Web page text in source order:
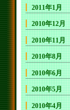
2011年1月
2010年12月
2010年11月
2010年8月
2010年6月
2010年5月
2010年4月